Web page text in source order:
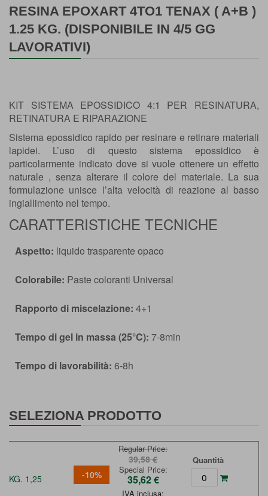
RESINA EPOXART 4TO1 TENAX ( A+B )
1.25 KG. (DISPONIBILE IN 4/5 GG
LAVORATIVI)
all'inizio
galleria
di
immagini
KIT SISTEMA EPOSSIDICO 4:1 PER RESINATURA,
RETINATURA E RIPARAZIONE
Sistema epossidico rapido per resinare e retinare materiali
lapidei. L’uso di questo sistema epossidico è
particolarmente indicato dove si vuole ottenere un effetto
naturale , senza alterare il colore del materiale. La sua
formulazione unisce l’alta velocità di reazione al basso
ingiallimento nel tempo.
CARATTERISTICHE TECNICHE
Aspetto: liquido trasparente opaco
Colorabile: Paste coloranti Universal
Rapporto di miscelazione: 4+1
Tempo di gel in massa (25°C): 7-8min
Tempo di lavorabilità: 6-8h
SELEZIONA PRODOTTO
KG. 1,25 -10%
Regular Price
39,58 €
Special Price
35,62 €
IVA inclusa:
Quantità